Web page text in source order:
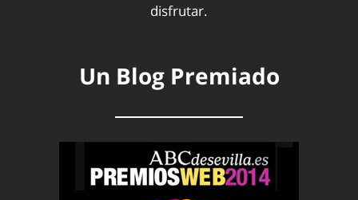
disfrutar.
Un Blog Premiado